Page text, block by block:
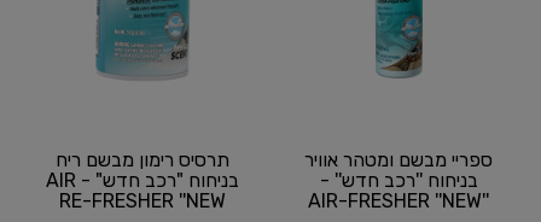
ספריי מבשם ומטהר אוויר
בניחוח ''רכב חדש'' -
''AIR-FRESHER ''NEW
תרסיס רימון מבשם ריח
בניחוח "רכב חדש" - AIR
RE-FRESHER ''NEW